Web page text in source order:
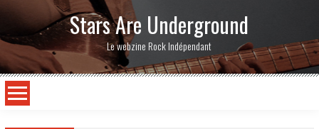
Stars Are Underground
Le webzine Rock Indépendant